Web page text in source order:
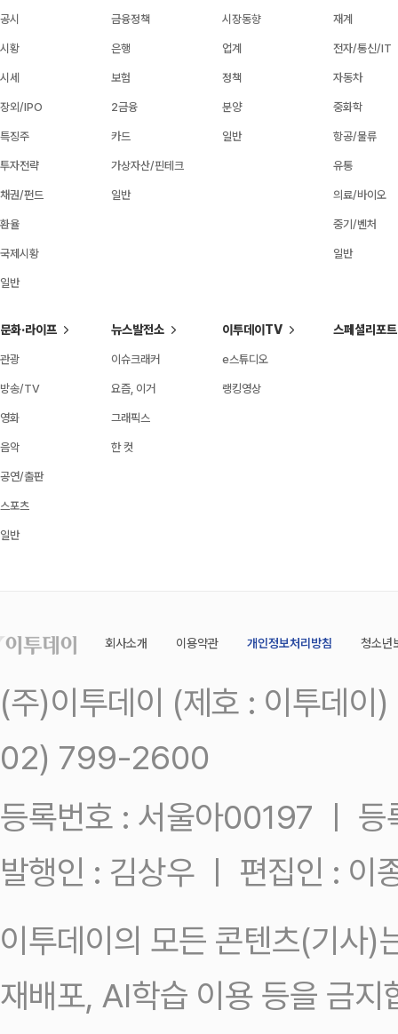
공시
시황
시세
장외/IPO
특징주
투자전략
채권/펀드
환율
국제시황
일반
금융정책
은행
보험
2금융
카드
가상자산/핀테크
일반
시장동향
업계
정책
분양
일반
재계
전자/통신/IT
자동차
중화학
항공/물류
유통
의료/바이오
중기/벤처
일반
문화·라이프
관광
방송/TV
영화
음악
공연/출판
스포츠
일반
뉴스발전소
이슈크래커
요즘, 이거
그래픽스
한 컷
이투데이TV
e스튜디오
랭킹영상
스페셜리포트
회사소개 이용약관 개인정보처리방침 청소년
(주)이투데이 (제호 : 이투데
02) 799-2600
등록번호 : 서울아00197 ㅣ
발행인 : 김상우 ㅣ 편집인 : 이
이투데이의 모든 콘텐츠(기사)
재배포, AI학습 이용 등을 금지